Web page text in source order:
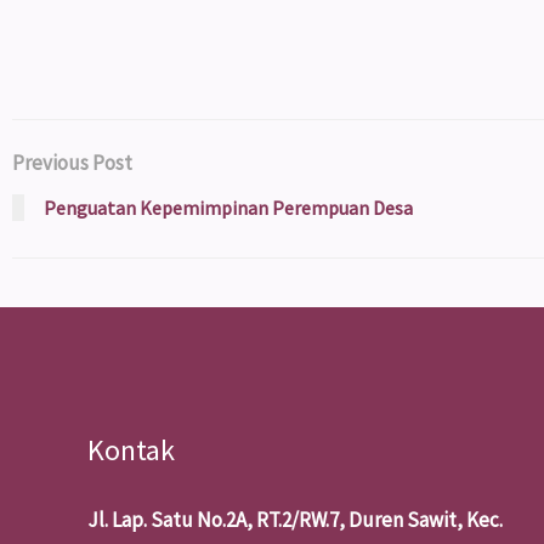
Previous Post
Penguatan Kepemimpinan Perempuan Desa
Kontak
Jl. Lap. Satu No.2A, RT.2/RW.7, Duren Sawit, Kec.